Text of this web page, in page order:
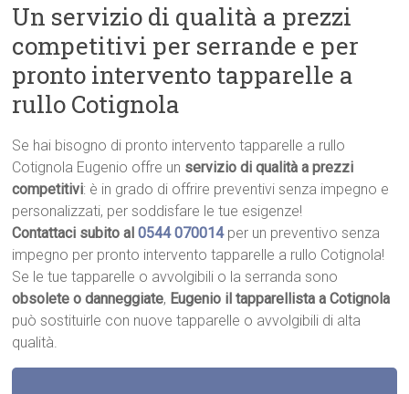
Un servizio di qualità a prezzi
competitivi per serrande e per
pronto intervento tapparelle a
rullo Cotignola
Se hai bisogno di pronto intervento tapparelle a rullo
Cotignola Eugenio offre un servizio di qualità a prezzi
competitivi: è in grado di offrire preventivi senza impegno e
personalizzati, per soddisfare le tue esigenze!
Contattaci subito al0544 070014 per un preventivo senza
impegno per pronto intervento tapparelle a rullo Cotignola!
Se le tue tapparelle o avvolgibili o la serranda sono
obsolete o danneggiate, Eugenio il tapparellista a Cotignola
può sostituirle con nuove tapparelle o avvolgibili di alta
qualità.